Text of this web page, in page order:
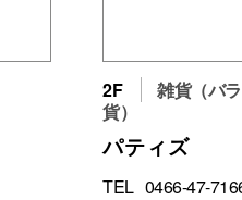
2F
雑貨（バ
貨）
パティズ
TEL 0466-47-